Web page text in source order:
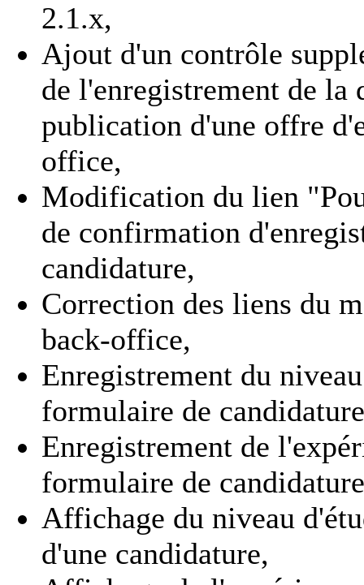
2.1.x,
Ajout d'un contrôle
de l'enregistrement de la
publication d'une offre
office,
Modification du lien
de confirmation
candidature,
Correction des liens du
back-office,
Enregistrement du
formulaire de
Enregistrement de
formulaire de
Affichage du niveau
d'une candidature,